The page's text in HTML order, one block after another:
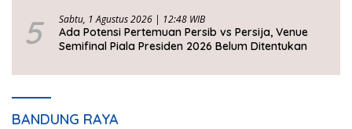
5 Sabtu, 1 Agustus 2026 | 12:48 WIB
Ada Potensi Pertemuan Persib vs Persija, Venue
Semifinal Piala Presiden 2026 Belum Ditentukan
BANDUNG RAYA